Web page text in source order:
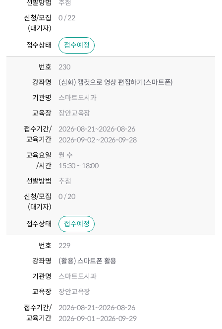
선발방법
추첨
신청/모집
(대기자)
0 / 22
접수상태 접수예정
번호
230
강좌명
(심화) 캡컷으로 영상 편집하기(스마트폰)
기관명
스마트도시과
교육장
장안교육장
접수기간/
교육기간
2026-08-21~2026-08-26
2026-09-02~2026-09-28
교육요일
/시간
월 수
15:30 ~ 18:00
선발방법
추첨
신청/모집
(대기자)
0 / 20
접수상태 접수예정
번호
229
강좌명
(활용) 스마트폰 활용
기관명
스마트도시과
교육장
장안교육장
접수기간/
교육기간
2026-08-21~2026-08-26
2026-09-01~2026-09-29